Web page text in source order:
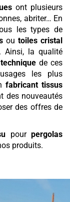
ont plusieurs
abriter… En
les types de
ou toiles cristal
Ainsi, la qualité
de ces
les plus
fabricant tissus
des nouveautés
des offres de
pour pergolas
produits.